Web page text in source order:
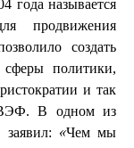
года называется
продвижения
создать
политики,
и так
ВЭФ. В одном из
«Чем мы